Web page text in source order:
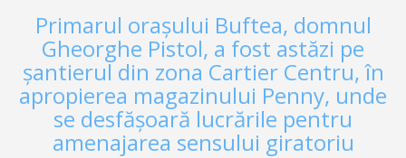
Primarul orașului Buftea, domnul
Gheorghe Pistol, a fost astăzi pe
șantierul din zona Cartier Centru, în
apropierea magazinului Penny, unde
se desfășoară lucrările pentru
amenajarea sensului giratoriu